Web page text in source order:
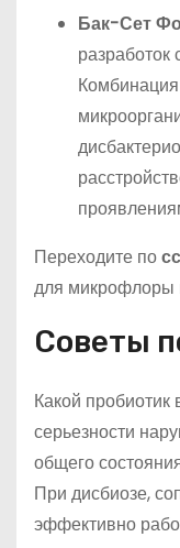
Бак-Сет
разработок
Переходите по
для микрофлоры
Советы
Какой
серьезности
общего
При дисбиозе,
эффективно